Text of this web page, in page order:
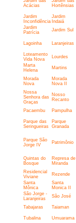
Acácias
Hortênsias
Jardim
Inconfidência
Jardim
Indaiá
Jardim
Patrícia
Jardim Sul
Lagoinha Laranjeiras
Loteamento
Vida Nova
Lourdes
Marta
Helena
Martins
Morada
Nova
Morada
Nova II
Nossa
Senhora das
Graças
Nosso
Recanto
Pacaembu Pampulha
Parque das
Seringueiras
Parque
Granada
Parque São
Jorge IV
Patrimônio
Quintas do
Bosque
Represa de
Miranda
Residencial
Viviane
Rezende
Santa
Mônica
Santa
Monica II
São Jorge -
Laranjeiras
São José
Tabajaras Taiaman
Tubalina Umuarama